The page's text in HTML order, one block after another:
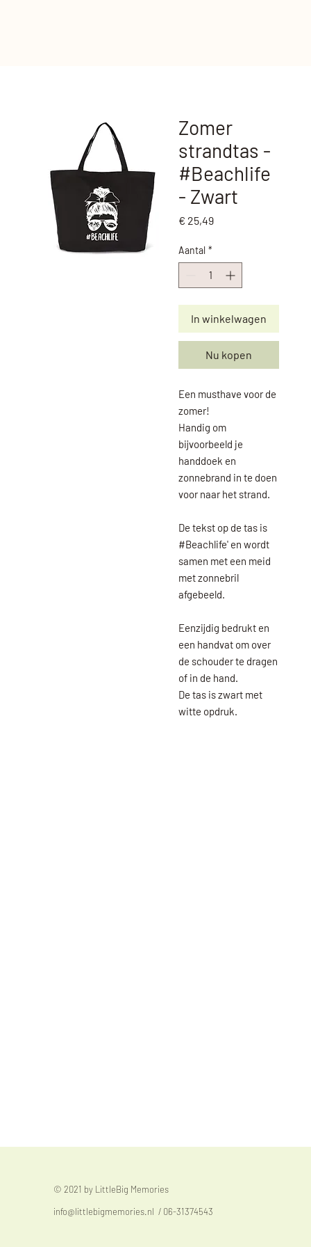
Zomer
strandtas -
#Beachlife
- Zwart
€ 25,49Prijs
Aantal *
In winkelwagen
Nu kopen
Een musthave voor de
zomer!
Handig om
bijvoorbeeld je
handdoek en
zonnebrand in te doen
voor naar het strand.
De tekst op de tas is
#Beachlife' en wordt
samen met een meid
met zonnebril
afgebeeld.
Eenzijdig bedrukt en
een handvat om over
de schouder te dragen
of in de hand.
De tas is zwart met
witte opdruk.
© 2021 by LittleBig Memories
info@littlebigmemories.nl / 06-31374543